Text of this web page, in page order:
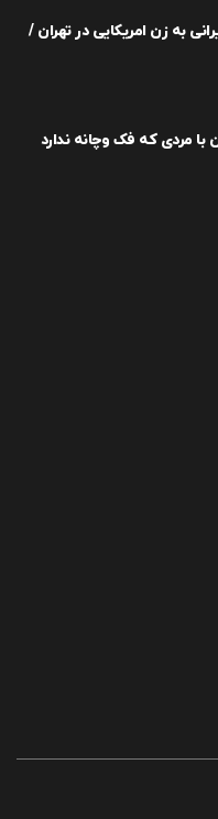
به زن امریکایی در تهران /
با مردی که فک وچانه ندارد